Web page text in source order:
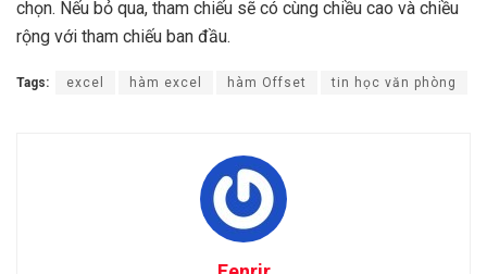
chọn. Nếu bỏ qua, tham chiếu sẽ có cùng chiều cao và chiều
rộng với tham chiếu ban đầu.
Tags: excel hàm excel hàm Offset tin học văn phòng